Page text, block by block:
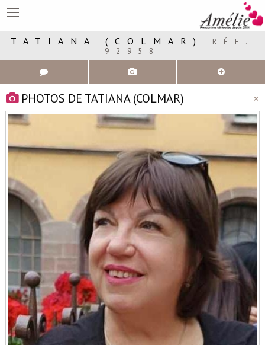
TATIANA (COLMAR)
RÉF.
92958
Plus
PHOTOS DE TATIANA (COLMAR) ×